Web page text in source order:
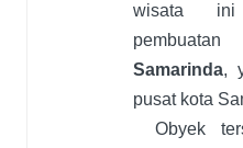
wisata ini
Samarinda,
pusat kota
Obyek